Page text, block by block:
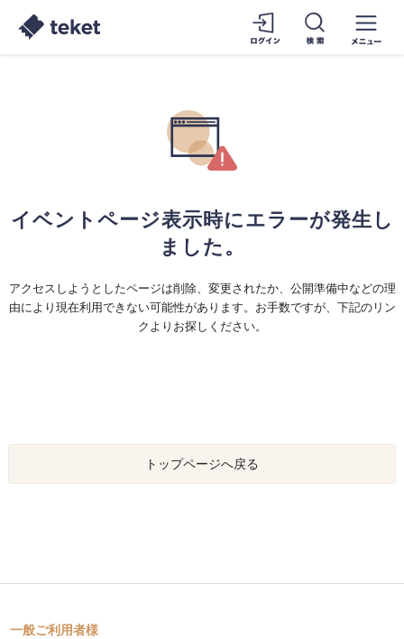
イベントページ表示時にエラーが発生し
ました。
アクセスしようとしたページは削除、変更されたか、公開準備中などの理
由により現在利用できない可能性があります。お手数ですが、下記のリン
クよりお探しください。
トップページへ戻る
一般ご利用者様